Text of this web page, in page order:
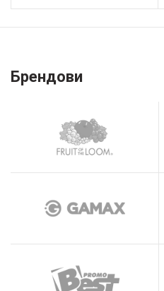
Брендови